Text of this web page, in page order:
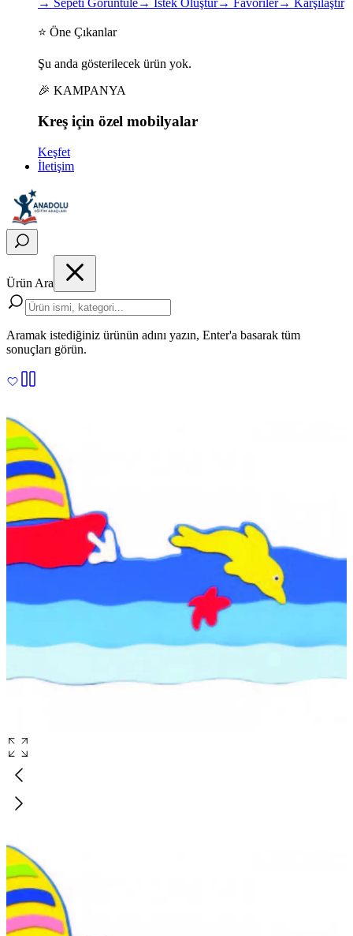
→ Sepeti Görüntüle→ İstek Oluştur→ Favoriler→ Karşılaştır
⭐ Öne Çıkanlar
Şu anda gösterilecek ürün yok.
🎉 KAMPANYA
Kreş için özel mobilyalar
Keşfet
İletişim
Ürün Ara
Aramak istediğiniz ürünün adını yazın, Enter'a basarak tüm
sonuçları görün.